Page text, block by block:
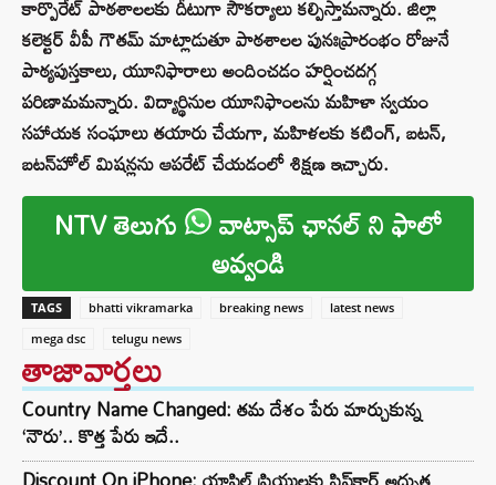
కార్పొరేట్‌ పాఠశాలలకు దీటుగా సౌకర్యాలు కల్పిస్తామన్నారు. జిల్లా
కలెక్టర్ వీపీ గౌతమ్ మాట్లాడుతూ పాఠశాలల పునఃప్రారంభం రోజునే
పాఠ్యపుస్తకాలు, యూనిఫారాలు అందించడం హర్షించదగ్గ
పరిణామమన్నారు. విద్యార్థినుల యూనిఫాంలను మహిళా స్వయం
సహాయక సంఘాలు తయారు చేయగా, మహిళలకు కటింగ్, బటన్,
బటన్‌హోల్ మిషన్లను ఆపరేట్ చేయడంలో శిక్షణ ఇచ్చారు.
NTV తెలుగు వాట్సాప్ ఛానల్ ని ఫాలో
అవ్వండి
TAGS bhatti vikramarka breaking news
latest news
mega dsc
telugu news
తాజావార్తలు
Country Name Changed: తమ దేశం పేరు మార్చుకున్న
‘నౌరు’.. కొత్త పేరు ఇదే..